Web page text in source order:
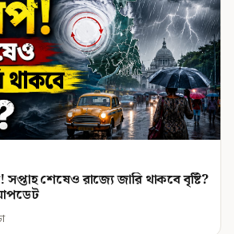
সপ্তাহ শেষেও রাজ্যে জারি থাকবে বৃষ্টি?